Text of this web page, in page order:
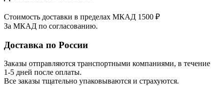
Стоимость доставки в пределах МКАД 1500 ₽
За МКАД по согласованию.
Доставка по России
Заказы отправляются транспортными компаниями, в течение
1-5 дней после оплаты.
Все заказы тщательно упаковываются и страхуются.